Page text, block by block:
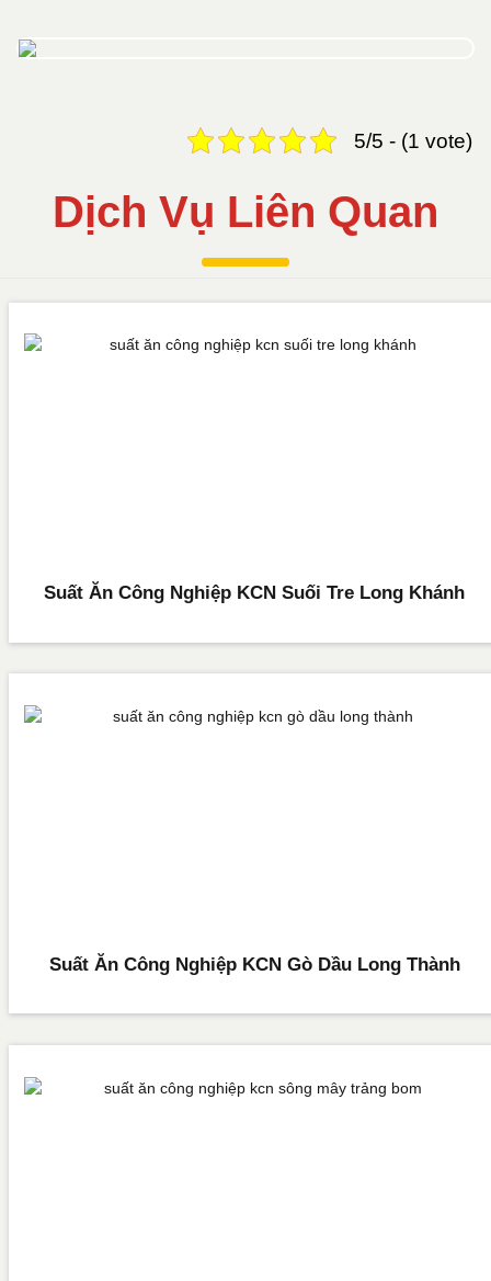
5/5 - (1 vote)
Dịch Vụ Liên Quan
Suất Ăn Công Nghiệp KCN Suối Tre Long Khánh
Suất Ăn Công Nghiệp KCN Gò Dầu Long Thành